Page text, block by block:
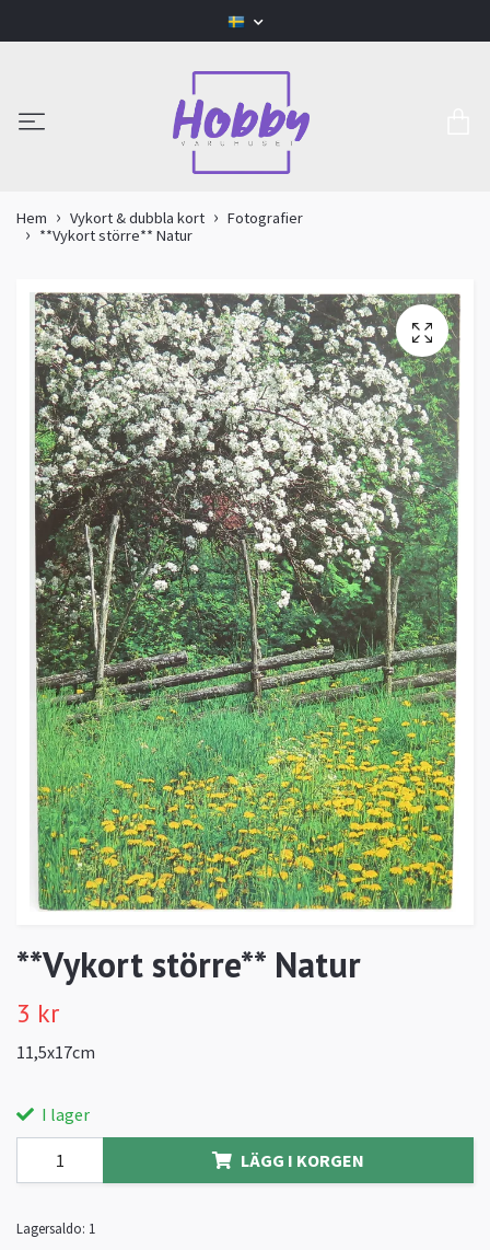
Hem Vykort & dubbla kort
Fotografier
**Vykort större** Natur
**Vykort större** Natur
3 kr
11,5x17cm
I lager
LÄGG I KORGEN
Lagersaldo: 1